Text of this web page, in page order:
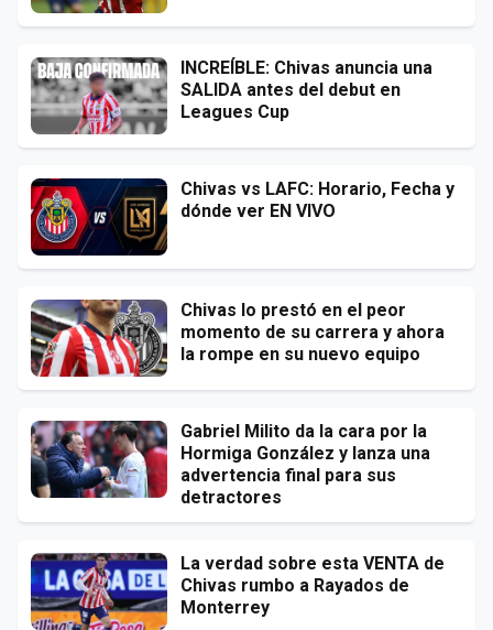
INCREÍBLE: Chivas anuncia una
SALIDA antes del debut en
Leagues Cup
Chivas vs LAFC: Horario, Fecha y
dónde ver EN VIVO
Chivas lo prestó en el peor
momento de su carrera y ahora
la rompe en su nuevo equipo
Gabriel Milito da la cara por la
Hormiga González y lanza una
advertencia final para sus
detractores
La verdad sobre esta VENTA de
Chivas rumbo a Rayados de
Monterrey